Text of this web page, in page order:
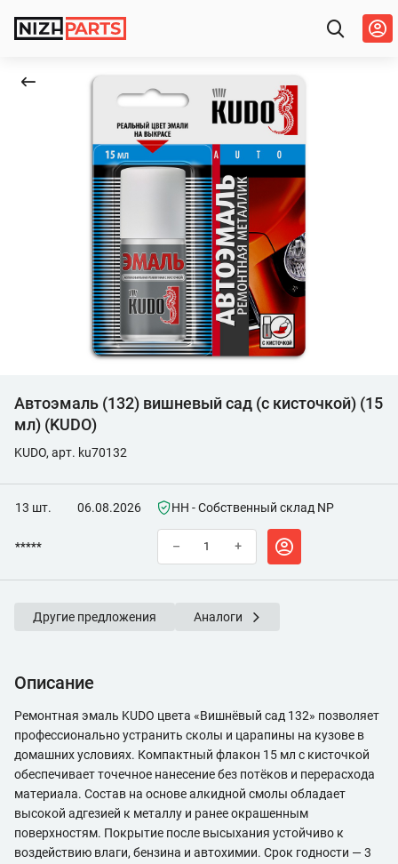
Автоэмаль (132) вишневый сад (с кисточкой) (15
мл) (KUDO)
KUDO, арт. ku70132
13 шт. 06.08.2026 НН - Собственный склад NP
***** – +
Другие предложения Аналоги
Описание
Ремонтная эмаль KUDO цвета «Вишнёвый сад 132» позволяет
профессионально устранить сколы и царапины на кузове в
домашних условиях. Компактный флакон 15 мл с кисточкой
обеспечивает точечное нанесение без потёков и перерасхода
материала. Состав на основе алкидной смолы обладает
высокой адгезией к металлу и ранее окрашенным
поверхностям. Покрытие после высыхания устойчиво к
воздействию влаги, бензина и автохимии. Срок годности — 3